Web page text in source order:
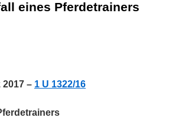
eines Pferdetrainers
– 1 U 1322/16